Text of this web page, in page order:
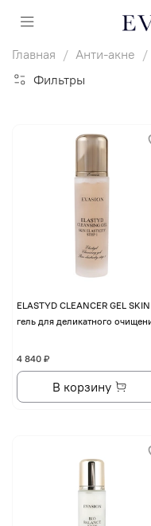
Главная Анти-акне
Фильтры
ELASTYD CLEANCER GEL SKIN
гель для деликатного
4 840 ₽
В корзину